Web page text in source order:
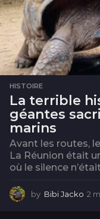
HISTOIRE
La terrible
géantes
marins
Avant les routes,
La Réunion était
où le silence
by Bibi Jacko 2